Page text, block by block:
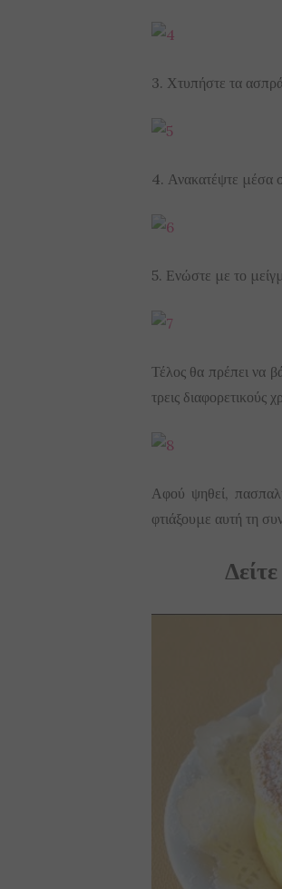
3. Χτυπήστε τα
4. Ανακατέψτε μέσα
5. Ενώστε με το
Τέλος θα πρέπει να
τρεις διαφορετικούς
Αφού ψηθεί,
φτιάξουμε αυτή τη